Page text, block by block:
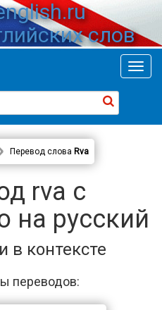
слов
Перевод слова Rva
rva с
на русский
в контексте
переводов: